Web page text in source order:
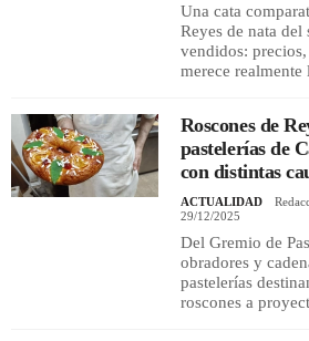
Una cata
Reyes de nata del
vendidos:
merece realmente
Roscones de
pastelerías de
con distintas
ACTUALIDAD
29/12/2025
Del Gremio de
obradores y
pastelerías
roscones a